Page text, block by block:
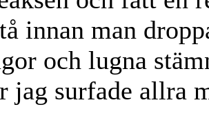
innan man
och lugna
jag surfade allra